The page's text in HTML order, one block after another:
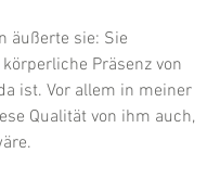
äußerte sie: Sie
Präsenz von
ist. Vor allem in meiner
Qualität von ihm auch,